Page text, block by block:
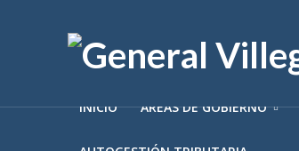
INICIO ÁREAS DE GOBIERNO
AUTOGESTIÓN TRIBUTARIA